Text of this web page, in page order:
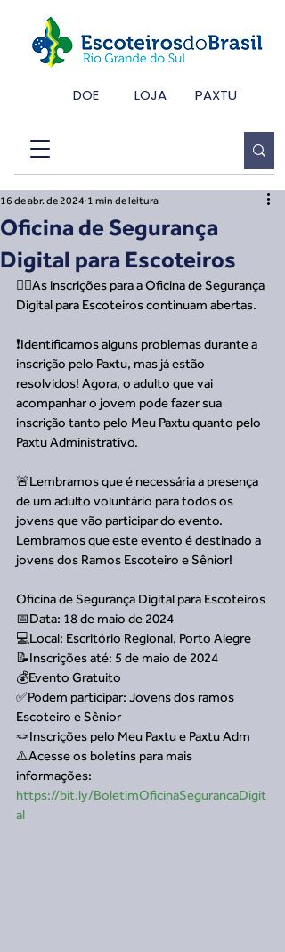
DOE LOJA PAXTU
Oficina de Segurança
Digital para Escoteiros
16 de abr. de 2024 1 min de leitura
🙋‍♂️As inscrições para a Oficina de Segurança
Digital para Escoteiros continuam abertas.
❗Identificamos alguns problemas durante a
inscrição pelo Paxtu, mas já estão
resolvidos! Agora, o adulto que vai
acompanhar o jovem pode fazer sua
inscrição tanto pelo Meu Paxtu quanto pelo
Paxtu Administrativo.
🚨Lembramos que é necessária a presença
de um adulto voluntário para todos os
jovens que vão participar do evento.
Lembramos que este evento é destinado a
jovens dos Ramos Escoteiro e Sênior!
Oficina de Segurança Digital para Escoteiros
📅Data: 18 de maio de 2024
💻Local: Escritório Regional, Porto Alegre
📝Inscrições até: 5 de maio de 2024
💰Evento Gratuito
✅Podem participar: Jovens dos ramos
Escoteiro e Sênior
🪢Inscrições pelo Meu Paxtu e Paxtu Adm
⚠️Acesse os boletins para mais
informações:
https://bit.ly/BoletimOficinaSegurancaDigit
al